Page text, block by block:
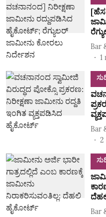
Bar
1
Bar
2
Bar